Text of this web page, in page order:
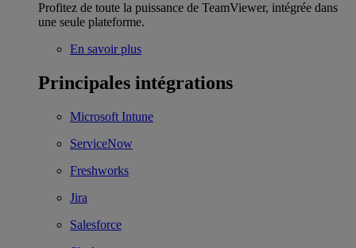
Profitez de toute la puissance de TeamViewer, intégrée dans
une seule plateforme.
En savoir plus
Principales intégrations
Microsoft Intune
ServiceNow
Freshworks
Jira
Salesforce